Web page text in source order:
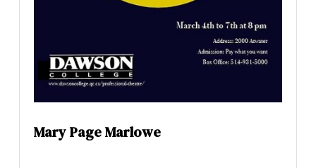
Mary Page Marlowe